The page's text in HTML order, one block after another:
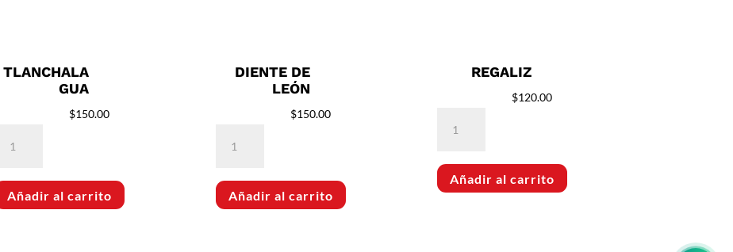
TLANCHALA
GUA
$150.00
cantidad
Añadir al carrito
DIENTE DE
LEÓN
$150.00
cantidad
Añadir al carrito
REGALIZ
$120.00
cantidad
Añadir al carrito